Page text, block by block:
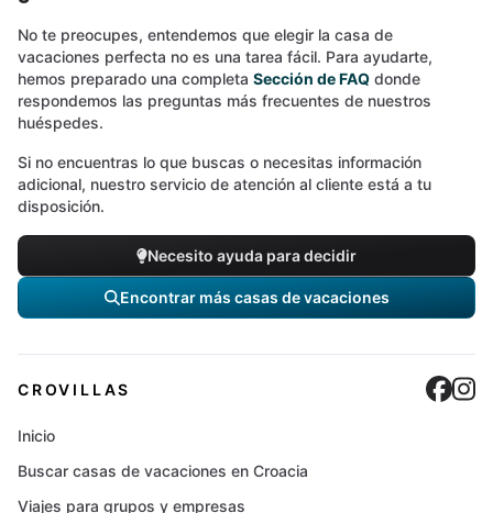
No te preocupes, entendemos que elegir la casa de
vacaciones perfecta no es una tarea fácil. Para ayudarte,
hemos preparado una completa Sección de FAQ donde
respondemos las preguntas más frecuentes de nuestros
huéspedes.
Si no encuentras lo que buscas o necesitas información
adicional, nuestro servicio de atención al cliente está a tu
disposición.
Necesito ayuda para decidir
Encontrar más casas de vacaciones
CROVILLAS
Inicio
Buscar casas de vacaciones en Croacia
Viajes para grupos y empresas